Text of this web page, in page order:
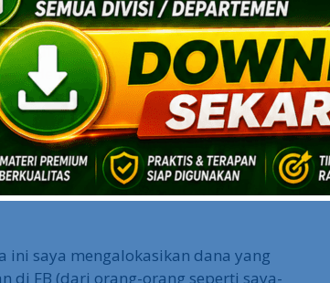
dampak pertumbuhan facebookers
dengan jumlah pengguna yang
market yang layak dieksplorasi.
adalah dengan memasang small
iklan di FB ternyata sungguh murah
100 per klik (jauh lebih murah
yang bertarif sekitar Rp
ini saya mengalokasikan dana yang
di FB (dari orang-orang seperti saya-